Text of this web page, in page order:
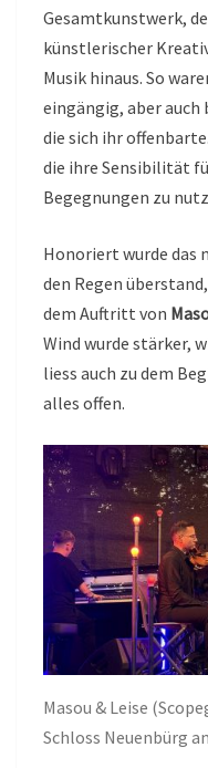
Gesamtkunstwerk,
künstlerischer
Musik hinaus. So
eingängig, aber auch
die sich ihr
die ihre Sensibilität
Begegnungen zu
Honoriert wurde das
den Regen
dem Auftritt von
Wind wurde stärker,
liess auch zu dem
alles offen.
Masou & Leise
Schloss Neuenbürg